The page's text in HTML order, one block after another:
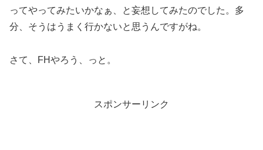
ってやってみたいかなぁ、と妄想してみたのでした。多
分、そうはうまく行かないと思うんですがね。
さて、FHやろう、っと。
スポンサーリンク